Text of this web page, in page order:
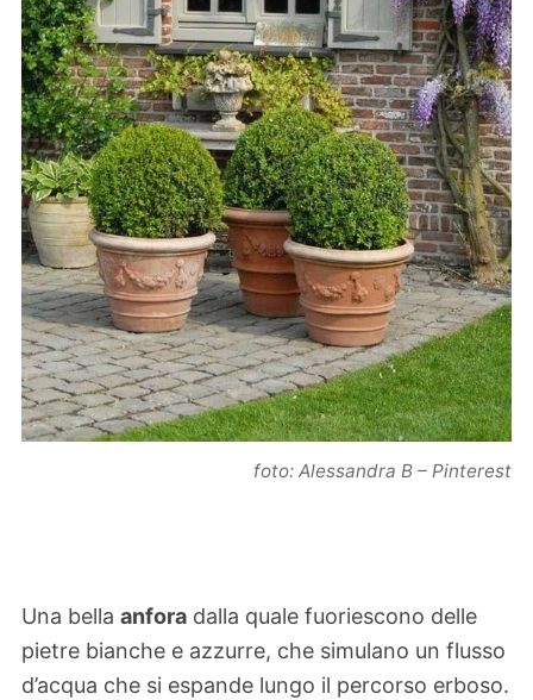
foto: Alessandra B – Pinterest
Una bella anfora dalla quale fuoriescono delle
pietre bianche e azzurre, che simulano un flusso
d’acqua che si espande lungo il percorso erboso.